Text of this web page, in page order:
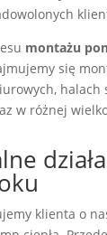
montażu
się
halach
w różnej
klienta o